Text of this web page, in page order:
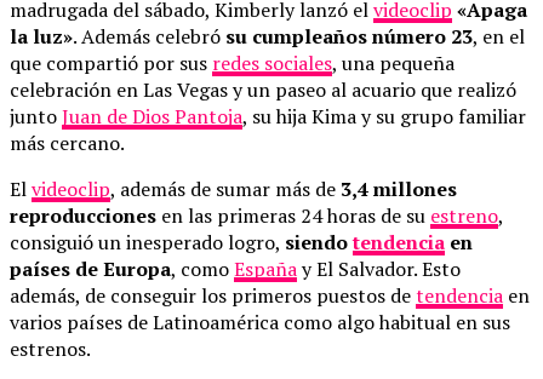
madrugada del sábado, Kimberly lanzó elvideoclip «Apaga
la luz». Además celebró su cumpleaños número 23, en el
que compartió por sus redes sociales, una pequeña
celebración en Las Vegas y un paseo al acuario que realizó
juntoJuan de Dios Pantoja, su hija Kima y su grupo familiar
más cercano.
Elvideoclip, además de sumar más de 3,4 millones
reproducciones en las primeras 24 horas de su estreno,
consiguió un inesperado logro, siendotendencia en
países de Europa, comoEspañay El Salvador. Esto
además, de conseguir los primeros puestos detendencia en
varios países de Latinoamérica como algo habitual en sus
estrenos.